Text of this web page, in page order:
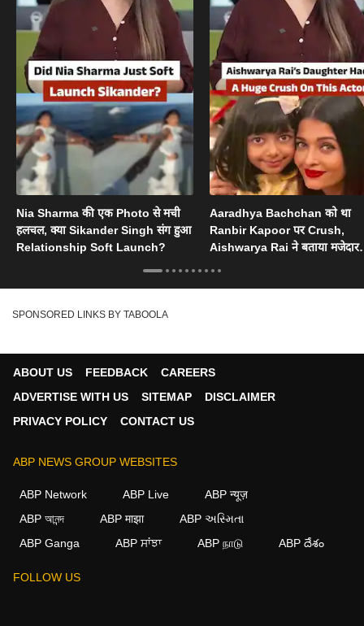
Nia Sharma की एक Photo से मची
हलचल, क्या Sikander Singh संग हुआ
Relationship Soft Launch?
Aaradhya Bachchan को था
Ranbir Kapoor पर Crush,
Aishwarya Rai ने बताया मजेदार
SPONSORED LINKS BY TABOOLA
ABOUT US FEEDBACK
CAREERS
ADVERTISE WITH US
SITEMAP
DISCLAIMER
PRIVACY POLICY
CONTACT US
ABP NEWS GROUP WEBSITES
ABP Network ABP Live
ABP न्यूज़
ABP আনন্দ
ABP माझा
ABP અસ્મિતા
ABP Ganga
ABP ਸਾਂਝਾ ABP நாடு ABP దేశం
FOLLOW US
We use cookies to improve your experience, analyze